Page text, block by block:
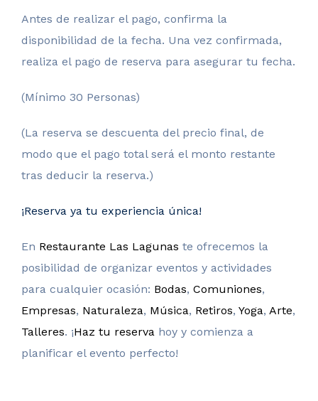
Antes de realizar el pago, confirma la
disponibilidad de la fecha. Una vez confirmada,
realiza el pago de reserva para asegurar tu fecha.
(Mínimo 30 Personas)
(La reserva se descuenta del precio final, de
modo que el pago total será el monto restante
tras deducir la reserva.)
¡Reserva ya tu experiencia única!
En Restaurante Las Lagunas te ofrecemos la
posibilidad de organizar eventos y actividades
para cualquier ocasión: Bodas, Comuniones,
Empresas, Naturaleza, Música, Retiros, Yoga, Arte,
Talleres. ¡Haz tu reserva hoy y comienza a
planificar el evento perfecto!